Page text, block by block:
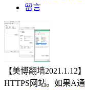
留言
【美博翻墙
HTTPS网站。如果A